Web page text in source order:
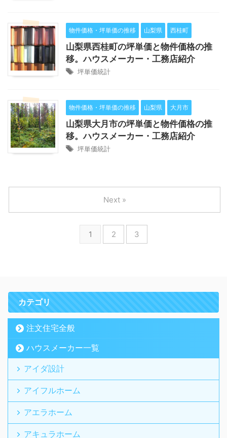
物件価格・坪単価の推移 山梨県 西桂町
山梨県西桂町の坪単価と物件価格の推
移。ハウスメーカー・工務店紹介
坪単価統計
物件価格・坪単価の推移 山梨県 大月市
山梨県大月市の坪単価と物件価格の推
移。ハウスメーカー・工務店紹介
坪単価統計
1 2 3
Next »
カテゴリ
注文住宅全般
ハウスメーカー一覧
アイダ設計
アイフルホーム
アエラホーム
アキュラホーム